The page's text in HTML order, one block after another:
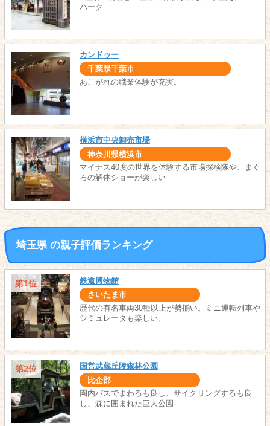
パーク
カンドゥー
千葉県千葉市
あこがれの職業体験が充実。
横浜市中央卸売市場
神奈川県横浜市
マイナス40度の世界を体験する市場探検隊や、まぐ
ろの解体ショーが楽しい
埼玉県 の親子評価ランキング
第1位 鉄道博物館
さいたま市
歴代の有名車両30種以上が勢揃い。ミニ運転列車や
シミュレータも楽しい。
第2位 国営武蔵丘陵森林公園
比企郡
園内バスでまわるも良し、サイクリングするも良
し、森に囲まれた巨大公園